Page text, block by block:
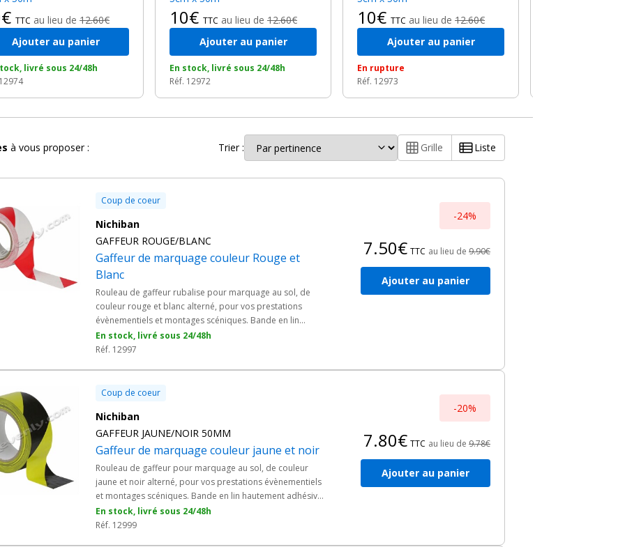
TTC au lieu de 12.60€
Ajouter au panier
livré sous 24/48h
10€ TTC au lieu de 12.60€
Ajouter au panier
En stock, livré sous 24/48h
Réf. 12972
10€ TTC au lieu de 12.60€
Ajouter au panier
En rupture
Réf. 12973
à vous proposer : Trier : Grille Liste
Coup de coeur
Nichiban
GAFFEUR ROUGE/BLANC
Gaffeur de marquage couleur Rouge et
Blanc
Rouleau de gaffeur rubalise pour marquage au sol, de
couleur rouge et blanc alterné, pour vos prestations
évènementiels et montages scéniques. Bande en lin
hautement adhésive, facile à découper et ne laissant
aucun résidus. - Conçue spécialement pour une utilisation
En stock, livré sous 24/48h
Réf. 12997
-24%
7.50€ TTC au lieu de 9.90€
Ajouter au panier
Coup de coeur
Nichiban
GAFFEUR JAUNE/NOIR 50MM
Gaffeur de marquage couleur jaune et noir
Rouleau de gaffeur pour marquage au sol, de couleur
jaune et noir alterné, pour vos prestations évènementiels
et montages scéniques. Bande en lin hautement adhésive,
facile à découper et ne laissant aucun résidus. - Conçue
spécialement pour une utilisation professionnelle. -
En stock, livré sous 24/48h
Réf. 12999
-20%
7.80€ TTC au lieu de 9.78€
Ajouter au panier